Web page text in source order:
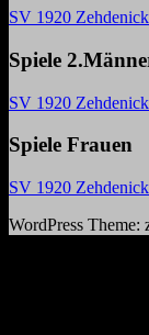
SV 1920
Spiele
SV 1920
Spiele Frauen
SV 1920
WordPress Theme: